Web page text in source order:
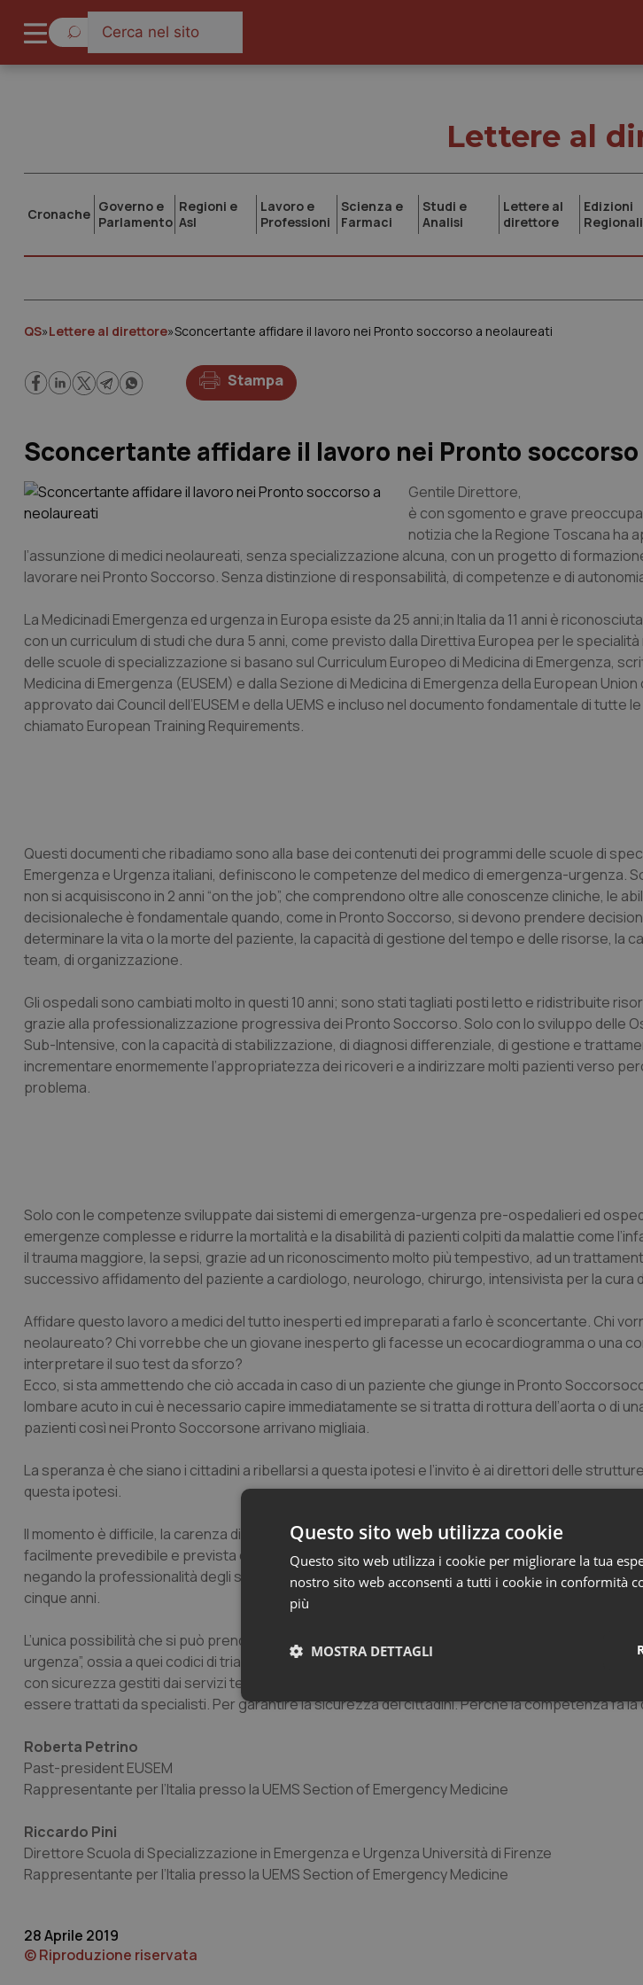
Lettere al
Cronache Governo e
Parlamento
Regioni e
Asl
Lavoro e
Professioni
Scienza e
Farmaci
Studi e
Analisi
Lettere al
direttore
Edizioni
Regionali
QS»Lettere al direttore»Sconcertante affidare il lavoro nei Pronto soccorso a neolaureati
Stampa
Sconcertante affidare il lavoro nei Pronto
Gentile Direttore,
è con sgomento e grave
notizia che la Regione Toscana ha
l’assunzione di medici neolaureati, senza specializzazione alcuna, con un progetto di
lavorare nei Pronto Soccorso. Senza distinzione di responsabilità, di competenze e di
La Medicinadi Emergenza ed urgenza in Europa esiste da 25 anni;in Italia da 11 anni è
con un curriculum di studi che dura 5 anni, come previsto dalla Direttiva Europea per le
delle scuole di specializzazione si basano sul Curriculum Europeo di Medicina di Emergenza,
Medicina di Emergenza (EUSEM) e dalla Sezione di Medicina di Emergenza della European
approvato dai Council dell’EUSEM e della UEMS e incluso nel documento fondamentale di tutte
chiamato European Training Requirements.
Questi documenti che ribadiamo sono alla base dei contenuti dei programmi delle scuole di
Emergenza e Urgenza italiani, definiscono le competenze del medico di emergenza-urgenza.
non si acquisiscono in 2 anni “on the job”, che comprendono oltre alle conoscenze cliniche, le
decisionaleche è fondamentale quando, come in Pronto Soccorso, si devono prendere
determinare la vita o la morte del paziente, la capacità di gestione del tempo e delle risorse, la
team, di organizzazione.
Gli ospedali sono cambiati molto in questi 10 anni; sono stati tagliati posti letto e ridistribuite
grazie alla professionalizzazione progressiva dei Pronto Soccorso. Solo con lo sviluppo delle
Sub-Intensive, con la capacità di stabilizzazione, di diagnosi differenziale, di gestione e
incrementare enormemente l’appropriatezza dei ricoveri e a indirizzare molti pazienti verso
problema.
Solo con le competenze sviluppate dai sistemi di emergenza-urgenza pre-ospedalieri ed
emergenze complesse e ridurre la mortalità e la disabilità di pazienti colpiti da malattie come
il trauma maggiore, la sepsi, grazie ad un riconoscimento molto più tempestivo, ad un
successivo affidamento del paziente a cardiologo, neurologo, chirurgo, intensivista per la cura
Affidare questo lavoro a medici del tutto inesperti ed impreparati a farlo è sconcertante. Chi
neolaureato? Chi vorrebbe che un giovane inesperto gli facesse un ecocardiogramma o una
interpretare il suo test da sforzo?
Ecco, si sta ammettendo che ciò accada in caso di un paziente che giunge in Pronto
lombare acuto in cui è necessario capire immediatamente se si tratta di rottura dell’aorta o di
pazienti così nei Pronto Soccorsone arrivano migliaia.
La speranza è che siano i cittadini a ribellarsi a questa ipotesi e l’invito è ai direttori delle
questa ipotesi.
Il momento è difficile, la carenza di specialisti porta alla disperazione e a cercare soluzioni a tutti
facilmente prevedibile e prevista da anni ma alla quale non si è mai data una risposta
negando la professionalità degli specialisti in Medicina di Emergenza-Urgenza che in questi
cinque anni.
L’unica possibilità che si può prendere in considerazione per i medici neolaureati è quella di
urgenza”, ossia a quei codici di triage che nella nuova classificazione corrispondono ai codici 4
con sicurezza gestiti dai servizi territoriali e rappresentano l’utilizzo inappropriato del Pronto
essere trattati da specialisti. Per garantire la sicurezza dei cittadini. Perché la competenza fa
Roberta Petrino
Past-president EUSEM
Rappresentante per l’Italia presso la UEMS Section of Emergency Medicine
Riccardo Pini
Direttore Scuola di Specializzazione in Emergenza e Urgenza Università di Firenze
Rappresentante per l’Italia presso la UEMS Section of Emergency Medicine
28 Aprile 2019
© Riproduzione riservata
Questo sito web utilizza cookie
Questo sito web utilizza i cookie per migliorare la tua
nostro sito web acconsenti a tutti i cookie in conformità
più
MOSTRA DETTAGLI
Necessari Statistici
I cookie necessari contribuiscono a rendere fruibile il sito web
e l'accesso alle aree protette del sito. Il sito web non è in grado di